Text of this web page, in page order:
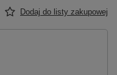
Dodaj do listy zakupowej